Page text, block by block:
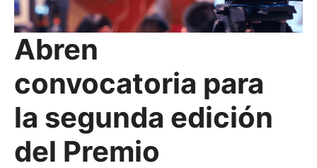
Abren
convocatoria para
la segunda edición
del Premio